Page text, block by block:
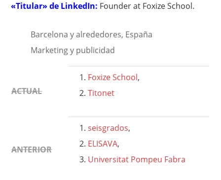
«Titular» de LinkedIn: Founder at Foxize School.
Barcelona y alrededores, España
Marketing y publicidad
ACTUAL
Foxize School,
Titonet
ANTERIOR
seisgrados,
ELISAVA,
Universitat Pompeu Fabra